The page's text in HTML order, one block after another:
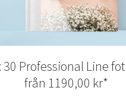
30 Professional Line
från 1190,00 kr*